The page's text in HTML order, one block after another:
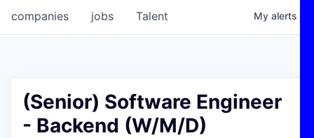
jobs
companies Talent My alerts
(Senior) Software Engineer
- Backend (W/M/D)